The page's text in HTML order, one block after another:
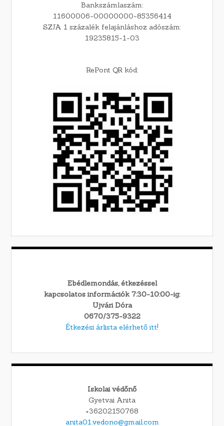
Bankszámlaszám:
11600006-00000000-85356414
SZJA 1 százalék felajánláshoz adószám:
19235815-1-03
RePont QR kód:
Ebédlemondás, étkezéssel
kapcsolatos információk 7:30-10:00-ig:
Ujvári Dóra
0670/375-9322
Étkezési árlista elérhető itt!
Iskolai védőnő
Gyetvai Anita
+36202150768
anita01.vedono@gmail.com